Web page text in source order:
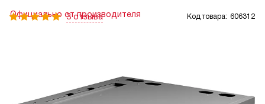
Официально от производителя
3 отзыва Код товара: 606312